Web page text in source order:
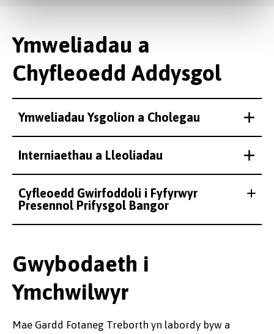
Ymweliadau a
Chyfleoedd Addysgol
Ymweliadau Ysgolion a Cholegau
Interniaethau a Lleoliadau
Cyfleoedd Gwirfoddoli i Fyfyrwyr
Presennol Prifysgol Bangor
Gwybodaeth i
Ymchwilwyr
Mae Gardd Fotaneg Treborth yn labordy byw a